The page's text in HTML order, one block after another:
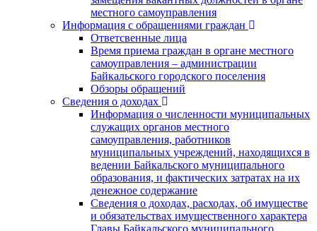
местного самоуправления
Информация с обращениями граждан
Ответсвенные лица
Время приема граждан в органе местного
самоуправления – администрации
Байкальского городского поселения
Обзоры обращений
Сведения о доходах
Информация о численности муниципальных
служащих органов местного
самоуправления, работников
муниципальных учреждений, находящихся в
ведении Байкальского муниципального
образования, и фактических затратах на их
денежное содержание
Сведения о доходах, расходах, об имуществе
и обязательствах имущественного характера
Главы Байкальского муниципального